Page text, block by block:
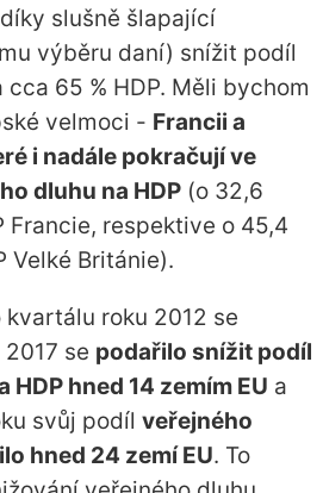
slušně šlapající
výběru daní) snížit podíl
65 % HDP. Měli bychom
velmoci - Francii a
i nadále pokračují ve
dluhu na HDP(o 32,6
Francie, respektive o 45,4
Velké Británie).
roku 2012 se
se podařilo snížit podíl
hned 14 zemím EU a
svůj podíl veřejného
hned 24 zemí EU. To